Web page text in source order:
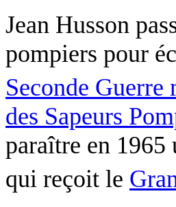
Jean Husson
pompiers pour
Seconde Guerre
des Sapeurs
paraître en 1965
qui reçoit le